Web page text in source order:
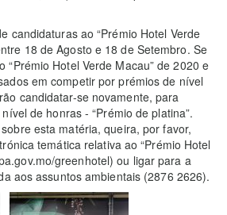
candidaturas ao “Prémio Hotel Verde
18 de Agosto e 18 de Setembro. Se
“Prémio Hotel Verde Macau” de 2020 e
em competir por prémios de nível
candidatar-se novamente, para
de honras - “Prémio de platina”.
esta matéria, queira, por favor,
temática relativa ao “Prémio Hotel
greenhotel) ou ligar para a
aos assuntos ambientais (2876 2626).